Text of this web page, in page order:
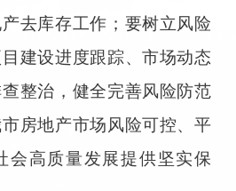
去库存工作；要树立风险
建设进度跟踪、市场动态
整治，健全完善风险防范
房地产市场风险可控、平
会高质量发展提供坚实保